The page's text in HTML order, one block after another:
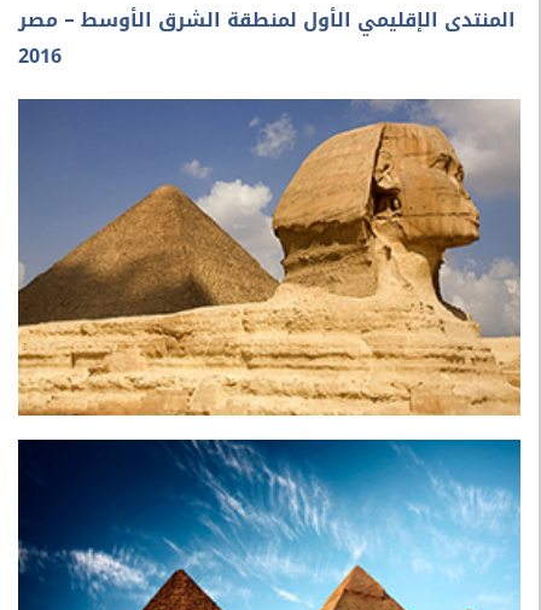
الإقليمي الأول لمنطقة الشرق الأوسط – مصر